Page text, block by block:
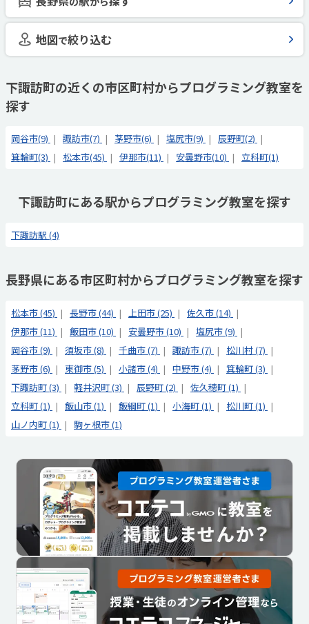
地図で絞り込む
下諏訪町の近くの市区町村からプログラミング教室を
探す
岡谷市(9) 諏訪市(7) 茅野市(6) 塩尻市(9)
辰野町(2)
箕輪町(3)
松本市(45) 伊那市(11) 安曇野市(10) 立科町(1)
下諏訪町にある駅からプログラミング教室を探す
下諏訪駅 (4)
長野県にある市区町村からプログラミング教室を探す
松本市 (45) 長野市 (44) 上田市 (25)
佐久市 (14)
伊那市 (11)
飯田市 (10) 安曇野市 (10)
塩尻市 (9)
岡谷市 (9)
須坂市 (8) 千曲市 (7) 諏訪市 (7)
松川村 (7)
茅野市 (6)
東御市 (5) 小諸市 (4) 中野市 (4)
箕輪町 (3)
下諏訪町 (3)
軽井沢町 (3) 辰野町 (2)
佐久穂町 (1)
立科町 (1)
飯山市 (1) 飯綱町 (1) 小海町 (1)
松川町 (1)
山ノ内町 (1)
駒ヶ根市 (1)